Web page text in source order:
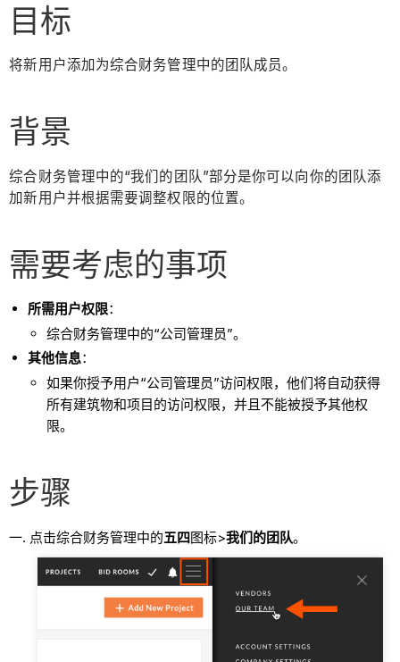
目标
将新用户添加为综合财务管理中的团队成员。
背景
综合财务管理中的“我们的团队”部分是你可以向你的团队添
加新用户并根据需要调整权限的位置。
需要考虑的事项
所需用户权限：
综合财务管理中的“公司管理员”。
其他信息：
如果你授予用户“公司管理员”访问权限，他们将自动获得
所有建筑物和项目的访问权限，并且不能被授予其他权
限。
步骤
点击综合财务管理中的五四图标>我们的团队。